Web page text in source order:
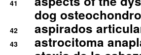
41
dog
42 aspirados
43 astrocitoma